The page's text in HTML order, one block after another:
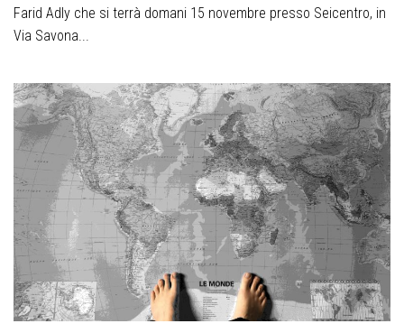
Farid Adly che si terrà domani 15 novembre presso Seicentro, in
Via Savona...